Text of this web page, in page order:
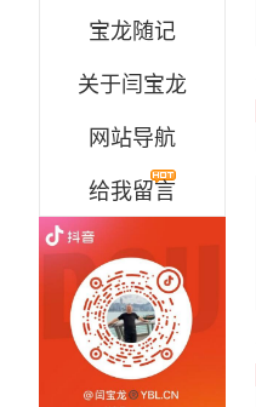
宝龙随记
关于闫宝龙
网站导航
给我留言